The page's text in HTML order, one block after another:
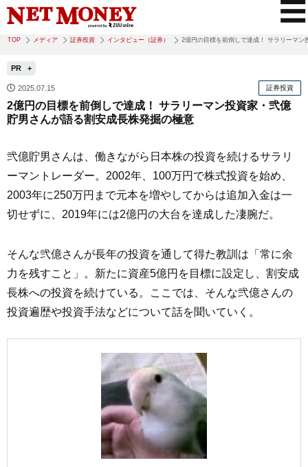
TOP メディア 証券投資 インタビュー（証券） 2億円の目標を前倒しで達成！ サラリーマ
PR
2025.07.15 証券投資
2億円の目標を前倒しで達成！ サラリーマン投資家・弐億
貯男さんが語る割安成長株発掘の極意
弐億貯男さんは、働きながら日本株の投資を続けるサラリ
ーマントレーダー。2002年、100万円で株式投資を始め、
2003年に250万円まで元本を増やしてからは追加入金は一
切せずに、2019年には2億円の大台を達成した凄腕だ。
そんな弐億さんが長年の投資を通して得た教訓は「常に余
力を残すこと」。新たに資産5億円を目標に設定し、割安成
長株への投資を続けている。ここでは、そんな弐億さんの
投資遍歴や投資手法などについて話を聞いていく。